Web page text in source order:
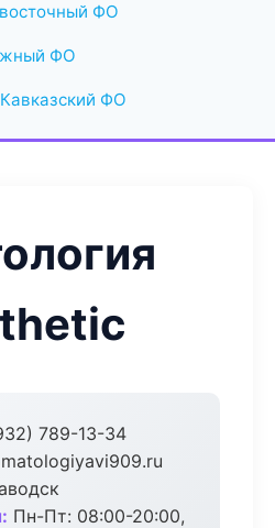
ФО
ФО
ФО
789-13-34
Пн-Пт: 08:00-20:00,